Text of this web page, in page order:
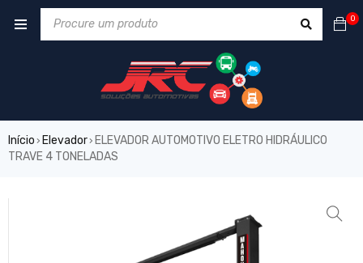
0
Início › Elevador› ELEVADOR AUTOMOTIVO ELETRO HIDRÁULICO
TRAVE 4 TONELADAS